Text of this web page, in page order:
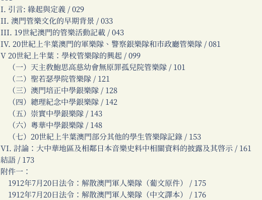
I. 引言: 緣起與定義 / 029
II. 澳門管樂文化的早期背景 / 033
III. 19世紀澳門的管樂活動記載 / 043
IV. 20世紀上半葉澳門的軍樂隊、警察銀樂隊和市政廳管樂隊 / 081
V 20世紀上半葉：學校管樂隊的興起 / 099
（一）天主教鮑思高慈幼會無原罪孤兒院管樂隊 / 101
（二）聖若瑟學院管樂隊 / 121
（三）澳門培正中學銀樂隊 / 128
（四）總理紀念中學銀樂隊 / 142
（五）崇實中學銀樂隊 / 143
（六）粵華中學銀樂隊 / 148
（七）20世紀上半葉澳門部分其他的學生管樂隊記錄 / 153
VI. 討論：大中華地區及相鄰日本音樂史料中相關資料的披露及其啟示 / 161
結語 / 173
附件一：
1912年7月20日法令：解散澳門軍人樂隊（葡文原件） / 175
1912年7月20日法令：解散澳門軍人樂隊（中文譯本） / 176